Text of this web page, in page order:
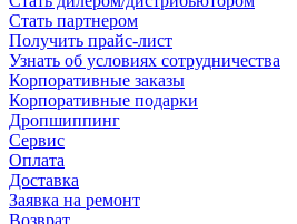
Стать партнером
Получить прайс-лист
Узнать об условиях сотрудничества
Корпоративные заказы
Корпоративные подарки
Дропшиппинг
Сервис
Оплата
Доставка
Заявка на ремонт
Возврат